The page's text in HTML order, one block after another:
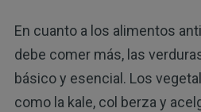
En cuanto a los alimentos
debe comer más, las
básico y esencial. Los
como la kale, col berza y